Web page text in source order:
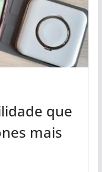
que
mais